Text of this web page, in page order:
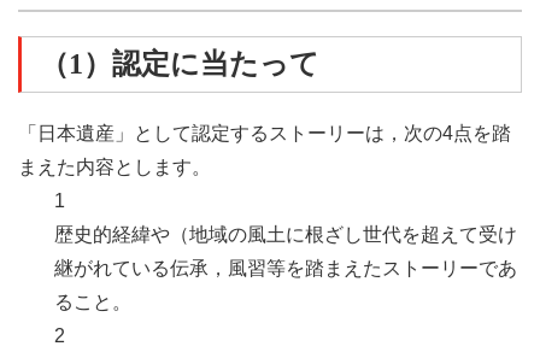
（1）認定に当たって
「日本遺産」として認定するストーリーは，次の4点を踏
まえた内容とします。
1
歴史的経緯や（地域の風土に根ざし世代を超えて受け
継がれている伝承，風習等を踏まえたストーリーであ
ること。
2